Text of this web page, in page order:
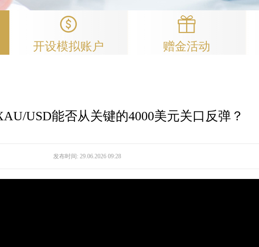
开设模拟账户 赠金活动
USD能否从关键的4000美元关口反弹？
发布时间: 29.06.2026 09:28